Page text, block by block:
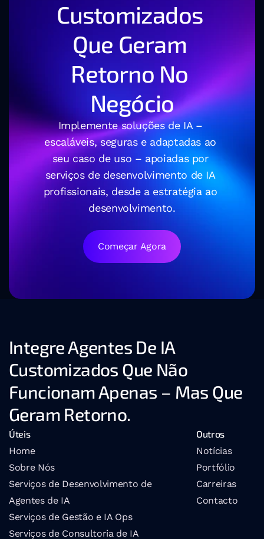
Customizados
Que Geram
Retorno No
Negócio
Implemente soluções de IA –
escaláveis, seguras e adaptadas ao
seu caso de uso – apoiadas por
serviços de desenvolvimento de IA
profissionais, desde a estratégia ao
desenvolvimento.
Começar Agora
Integre Agentes De IA
Customizados Que Não
Funcionam Apenas – Mas Que
Geram Retorno.
Úteis
Home
Sobre Nós
Serviços de Desenvolvimento de
Agentes de IA
Serviços de Gestão e IA Ops
Serviços de Consultoria de IA
Outros
Notícias
Portfólio
Carreiras
Contacto